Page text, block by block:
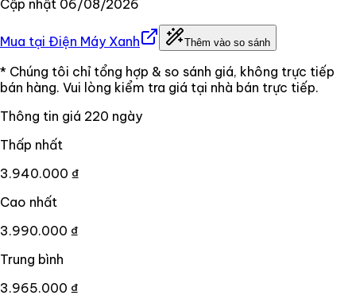
Cập nhật 06/08/2026
Mua tại Điện Máy Xanh Thêm vào so sánh
* Chúng tôi chỉ tổng hợp & so sánh giá, không trực tiếp
bán hàng. Vui lòng kiểm tra giá tại nhà bán trực tiếp.
Thông tin giá 220 ngày
Thấp nhất
3.940.000 ₫
Cao nhất
3.990.000 ₫
Trung bình
3.965.000 ₫